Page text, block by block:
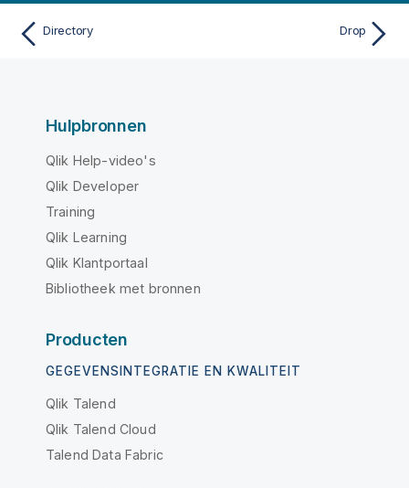
Directory Drop
Hulpbronnen
Qlik Help-video's
Qlik Developer
Training
Qlik Learning
Qlik Klantportaal
Bibliotheek met bronnen
Producten
GEGEVENSINTEGRATIE EN KWALITEIT
Qlik Talend
Qlik Talend Cloud
Talend Data Fabric